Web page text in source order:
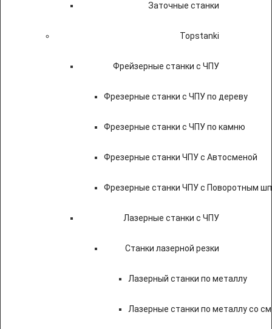
Заточные станки
Topstanki
Фрейзерные станки с ЧПУ
Фрезерные станки с ЧПУ по дереву
Фрезерные станки с ЧПУ по камню
Фрезерные станки ЧПУ с Автосменой
Фрезерные станки ЧПУ с Поворотным
Лазерные станки с ЧПУ
Станки лазерной резки
Лазерный станки по металлу
Лазерные станки по металлу со